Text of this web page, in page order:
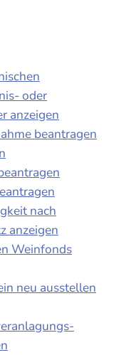
oder
anzeigen
beantragen
nach
anzeigen
Weinfonds
neu ausstellen